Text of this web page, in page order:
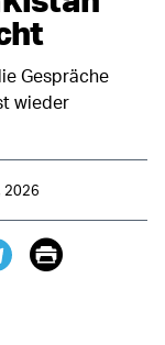
Gespräche
wieder
2026
Print